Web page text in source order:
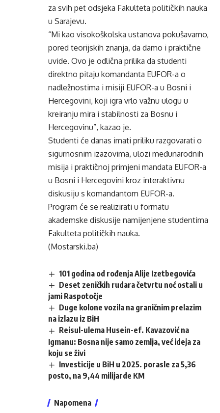
za svih pet odsjeka Fakulteta političkih nauka
u Sarajevu.
“Mi kao visokoškolska ustanova pokušavamo,
pored teorijskih znanja, da damo i praktične
uvide. Ovo je odlična prilika da studenti
direktno pitaju komandanta EUFOR-a o
nadležnostima i misiji EUFOR-a u Bosni i
Hercegovini, koji igra vrlo važnu ulogu u
kreiranju mira i stabilnosti za Bosnu i
Hercegovinu”, kazao je.
Studenti će danas imati priliku razgovarati o
sigurnosnim izazovima, ulozi međunarodnih
misija i praktičnoj primjeni mandata EUFOR-a
u Bosni i Hercegovini kroz interaktivnu
diskusiju s komandantom EUFOR-a.
Program će se realizirati u formatu
akademske diskusije namijenjene studentima
Fakulteta političkih nauka.
(Mostarski.ba)
101 godina od rođenja Alije Izetbegovića
Deset zeničkih rudara četvrtu noć ostali u
jami Raspotočje
Duge kolone vozila na graničnim prelazim
na izlazu iz BiH
Reisul-ulema Husein-ef. Kavazović na
Igmanu: Bosna nije samo zemlja, već ideja za
koju se živi
Investicije u BiH u 2025. porasle za 5,36
posto, na 9,44 milijarde KM
Napomena